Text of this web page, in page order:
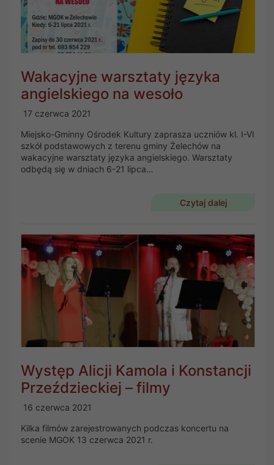
Wakacyjne warsztaty języka
angielskiego na wesoło
17 czerwca 2021
Miejsko-Gminny Ośrodek Kultury zaprasza uczniów kl. I-VI
szkół podstawowych z terenu gminy Żelechów na
wakacyjne warsztaty języka angielskiego. Warsztaty
odbędą się w dniach 6-21 lipca…
Czytaj dalej
Występ Alicji Kamola i Konstancji
Przeździeckiej – filmy
16 czerwca 2021
Kilka filmów zarejestrowanych podczas koncertu na
scenie MGOK 13 czerwca 2021 r.